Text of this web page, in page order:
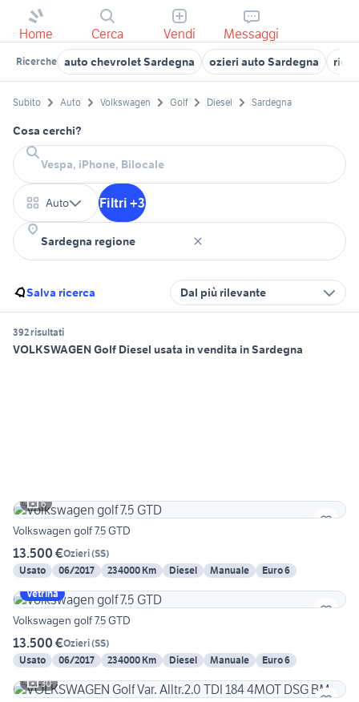
Home Cerca Vendi Messaggi
Ricerche auto chevrolet Sardegna ozieri auto Sardegna
Subito Auto Volkswagen Golf Diesel Sardegna
Cosa cerchi?
Auto Filtri +3
Salva ricerca Dal più rilevante
392 risultati
VOLKSWAGEN Golf Diesel usata in vendita in Sardegna
6
Volkswagen golf 7.5 GTD
13.500 €Ozieri(SS)
Usato
06/2017 234000 Km Diesel Manuale
Euro 6
Vetrina
Volkswagen golf 7.5 GTD
13.500 €Ozieri(SS)
Usato
06/2017 234000 Km Diesel Manuale
Euro 6
30